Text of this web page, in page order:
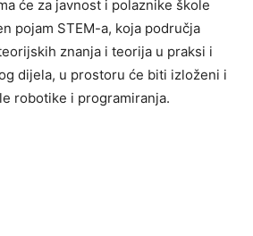
će za javnost i polaznike škole
pojam STEM-a, koja područja
znanja i teorija u praksi i
dijela, u prostoru će biti izloženi i
robotike i programiranja.